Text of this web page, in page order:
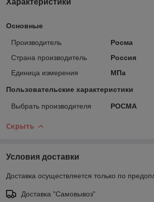
Основные
Производитель
Росма
Страна производитель
Россия
Единица измерения
МПа
Пользовательские характеристики
Выбрать производителя РОСМА
Скрыть
Условия доставки
Доставка осуществляется только по
Доставка "Самовывоз"